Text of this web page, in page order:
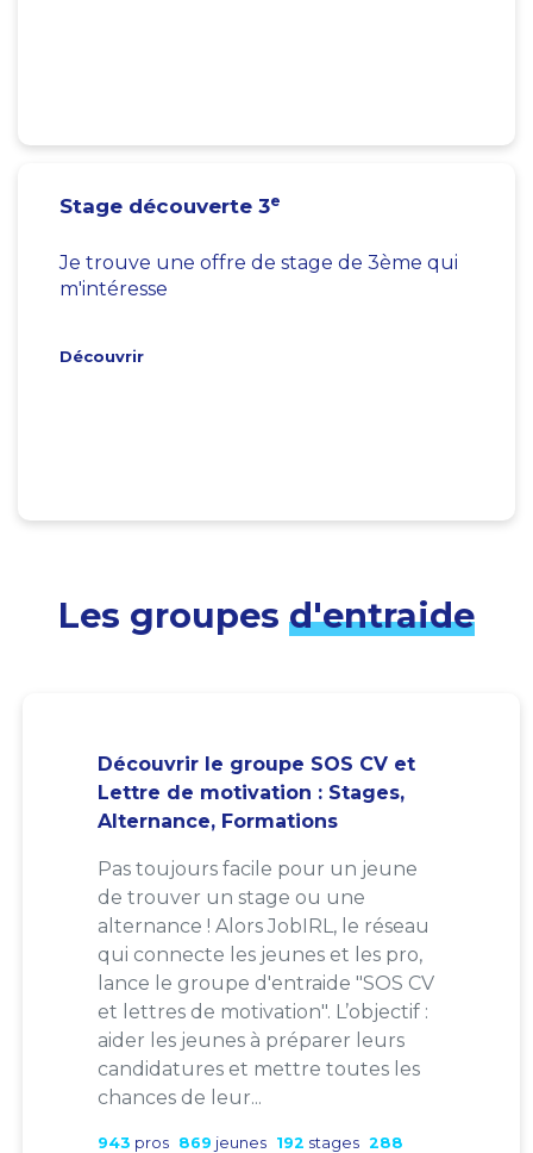
Stage découverte 3e
Je trouve une offre de stage de 3ème qui
m'intéresse
Découvrir
Les groupes d'entraide
Découvrir le groupe SOS CV et
Lettre de motivation : Stages,
Alternance, Formations
Pas toujours facile pour un jeune
de trouver un stage ou une
alternance ! Alors JobIRL, le réseau
qui connecte les jeunes et les pro,
lance le groupe d'entraide "SOS CV
et lettres de motivation". L’objectif :
aider les jeunes à préparer leurs
candidatures et mettre toutes les
chances de leur...
943 pros 869 jeunes 192 stages 288